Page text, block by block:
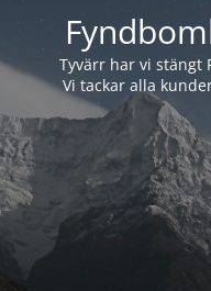
Tyvärr har vi stängt
Vi tackar alla